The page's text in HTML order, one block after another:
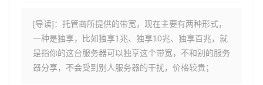
[导读]：托管商所提供的带宽，现在主要有两种形式，
一种是独享，比如独享1兆、独享10兆、独享百兆，就
是指你的这台服务器可以独享这个带宽，不和别的服务
器分享，不会受到别人服务器的干扰，价格较贵；